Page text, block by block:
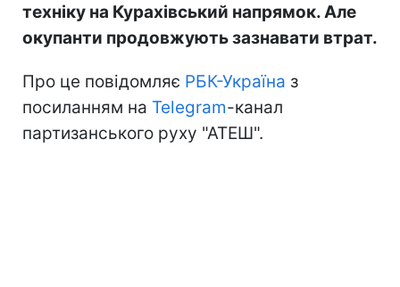
техніку на Курахівський напрямок. Але
окупанти продовжують зазнавати втрат.
Про це повідомляє РБК-Україна з
посиланням на Telegram-канал
партизанського руху "АТЕШ".